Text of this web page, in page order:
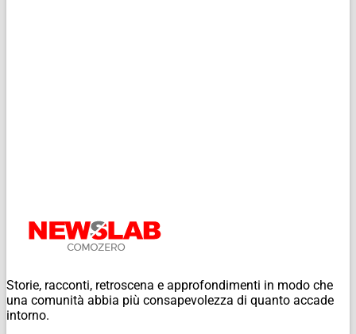
Storie, racconti, retroscena e approfondimenti in modo che
una comunità abbia più consapevolezza di quanto accade
intorno.